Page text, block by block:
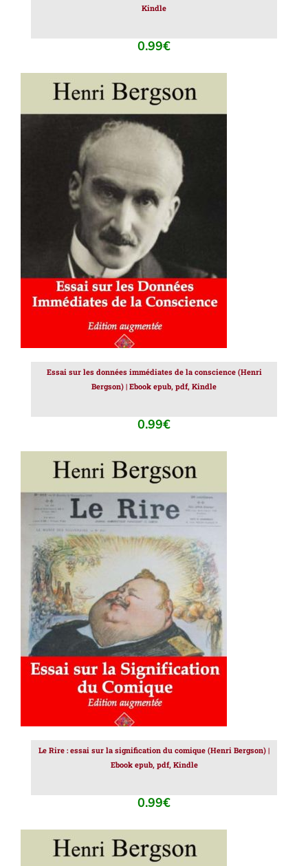
Kindle
0.99€
AJOUTER AU PANIER DÉTAILS
Essai sur les données immédiates de la conscience (Henri
Bergson) | Ebook epub, pdf, Kindle
0.99€
AJOUTER AU PANIER DÉTAILS
Le Rire : essai sur la signification du comique (Henri Bergson) |
Ebook epub, pdf, Kindle
0.99€